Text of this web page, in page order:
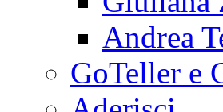
Andrea
GoTeller e